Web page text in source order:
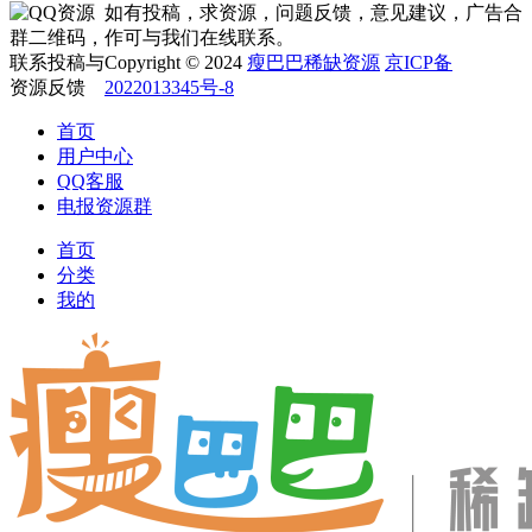
如有投稿，求资源，问题反馈，意见建议，广告合
作可与我们在线联系。
Copyright © 2024 瘦巴巴稀缺资源 京ICP备
2022013345号-8
首页
用户中心
QQ客服
电报资源群
首页
分类
我的